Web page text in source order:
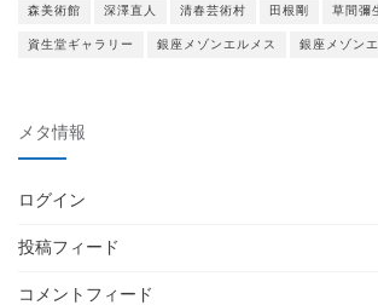
森美術館 深澤直人 清春芸術村 田根剛 草間彌
資生堂ギャラリー 銀座メゾンエルメス 銀座メゾン
メタ情報
ログイン
投稿フィード
コメントフィード